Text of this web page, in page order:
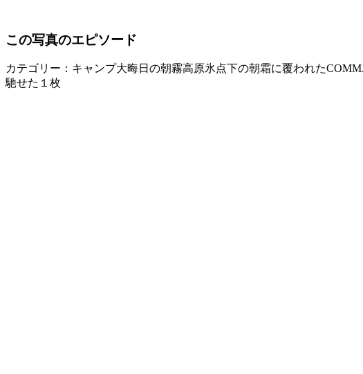
この写真のエピソード
カテゴリー：キャンプ大晦日の朝霧高原氷点下の朝霜に覆われた
馳せた１枚